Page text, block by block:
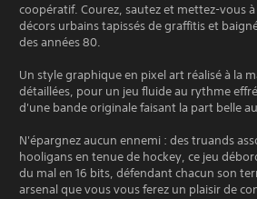
coopératif. Courez, sautez et mettez-vous
décors urbains tapissés de graffitis et
des années 80.
Un style graphique en pixel art réalisé à la
détaillées, pour un jeu fluide au rythme
d'une bande originale faisant la part belle
N'épargnez aucun ennemi : des truands
hooligans en tenue de hockey, ce jeu
du mal en 16 bits, défendant chacun son
arsenal que vous vous ferez un plaisir de